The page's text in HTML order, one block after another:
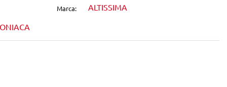
Marca: ALTISSIMA